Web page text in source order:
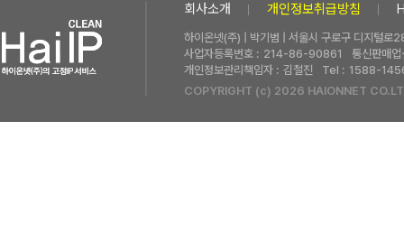
회사소개 개인정보취급방침
하이온넷(주) | 박기범 | 서울시 구로구 디지털
사업자등록번호 : 214-86-90861
통신판매
개인정보관리책임자 : 김철진 Tel : 1588-
COPYRIGHT (c) 2026 HAIONNET